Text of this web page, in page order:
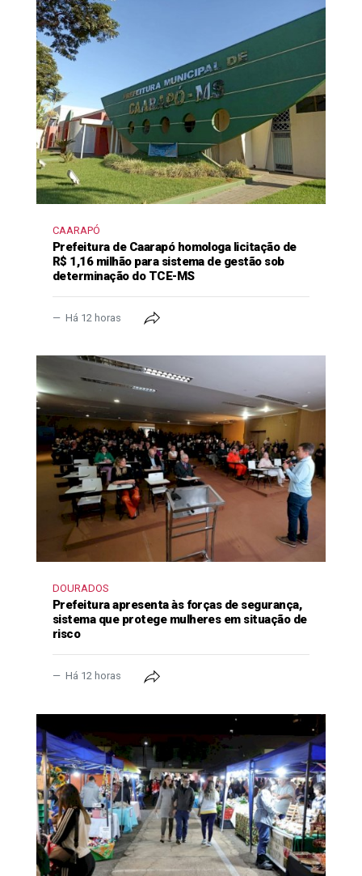
CAARAPÓ
Prefeitura de Caarapó homologa licitação de
R$ 1,16 milhão para sistema de gestão sob
determinação do TCE-MS
Há 12 horas
DOURADOS
Prefeitura apresenta às forças de segurança,
sistema que protege mulheres em situação de
risco
Há 12 horas